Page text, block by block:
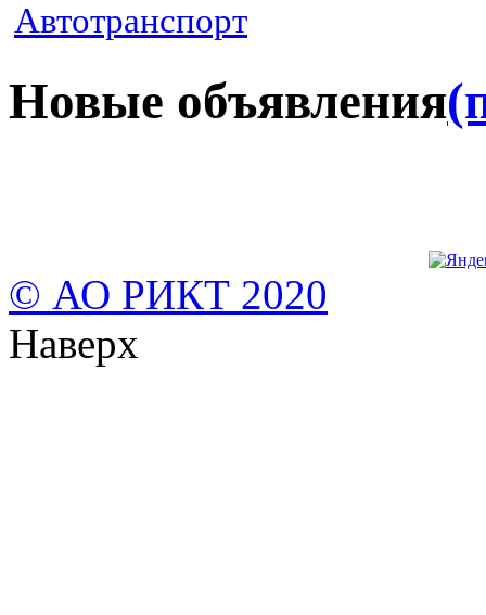
Автотранспорт
Новые объявления
© АО РИКТ 2020
Наверх